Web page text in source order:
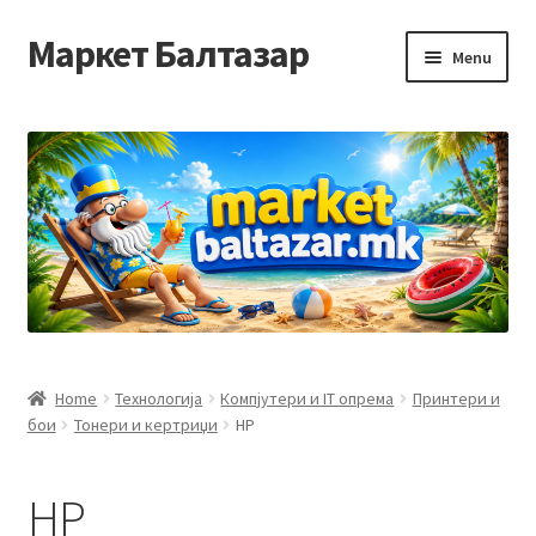
Skip
to
Skip
to
Маркет Балтазар Menu
Checkout
Homepage
Privacy Policy
Контакт
Home Технологија Компјутери и IT опрема
Принтери и
бои
Тонери и кертриџи HP
HP